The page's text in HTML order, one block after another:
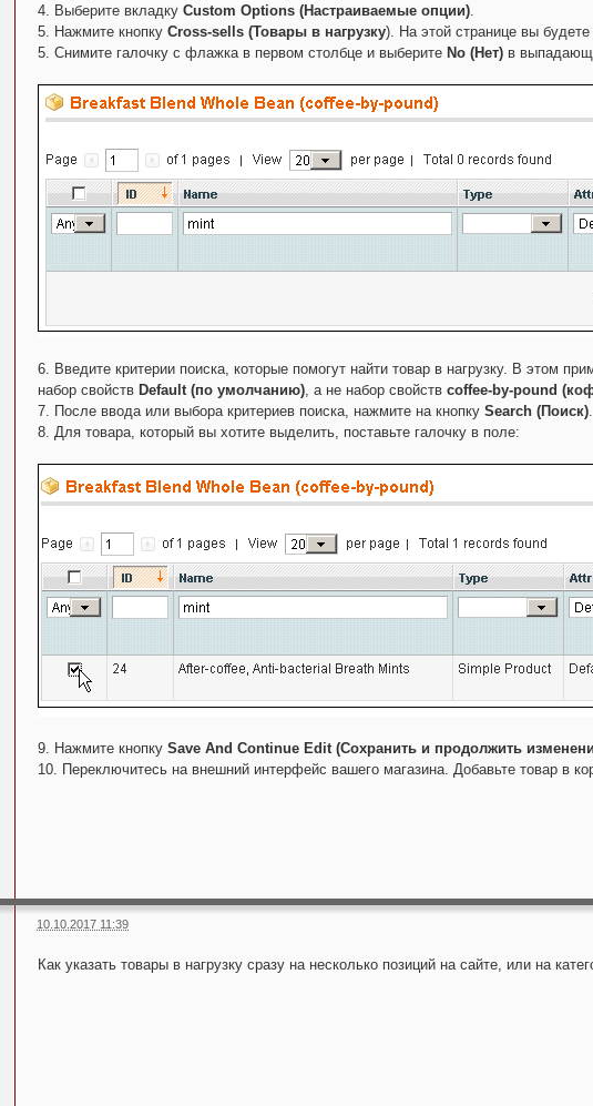
4. Выберите вкладку Custom Options (Настраиваемые опции).
5. Нажмите кнопку Cross-sells (Товары в нагрузку). На этой странице вы
5. Снимите галочку с флажка в первом столбце и выберите No (Нет) в
6. Введите критерии поиска, которые помогут найти товар в нагрузку. В этом
набор свойств Default (по умолчанию), а не набор свойств coffee-by-pound
7. После ввода или выбора критериев поиска, нажмите на кнопку Search (Поиск).
8. Для товара, который вы хотите выделить, поставьте галочку в поле:
9. Нажмите кнопку Save And Continue Edit (Сохранить и продолжить
10. Переключитесь на внешний интерфейс вашего магазина. Добавьте товар в
10.10.2017 11:39
Как указать товары в нагрузку сразу на несколько позиций на сайте, или на